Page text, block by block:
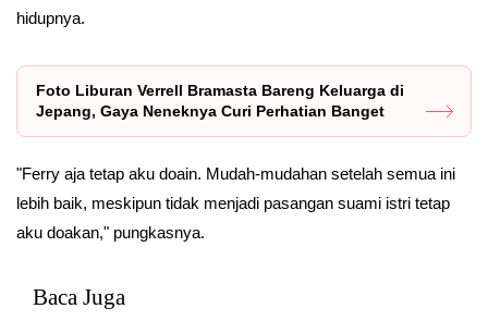
hidupnya.
Foto Liburan Verrell Bramasta Bareng Keluarga di
Jepang, Gaya Neneknya Curi Perhatian Banget
"Ferry aja tetap aku doain. Mudah-mudahan setelah semua ini
lebih baik, meskipun tidak menjadi pasangan suami istri tetap
aku doakan," pungkasnya.
Baca Juga